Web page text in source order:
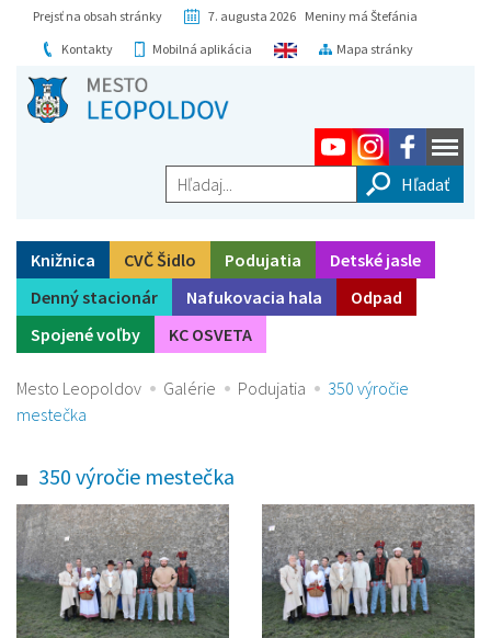
Prejsť na obsah stránky
7. augusta 2026 Meniny má Štefánia
Kontakty
Mobilná aplikácia Mapa stránky
Hľadaj...
Knižnica CVČ Šidlo Podujatia
Detské jasle
Denný stacionár
Nafukovacia hala
Odpad
Spojené voľby
KC OSVETA
Mesto Leopoldov Galérie Podujatia
350 výročie
mestečka
350 výročie mestečka